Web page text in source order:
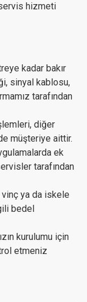
hizmeti
kadar bakır
sinyal kablosu,
tarafından
diğer
müşteriye aittir.
ek
tarafından
vinç ya da iskele
bedel
kurulumu için
etmeniz